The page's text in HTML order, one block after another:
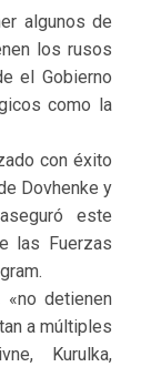
algunos de
los rusos
el Gobierno
como la
con éxito
Dovhenke y
este
las Fuerzas
detienen
a múltiples
Kurulka,